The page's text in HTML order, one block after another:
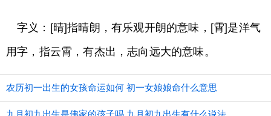
字义：[晴]指晴朗，有乐观开朗的意味，[霄]是洋气
用字，指云霄，有杰出，志向远大的意味。
农历初一出生的女孩命运如何 初一女娘娘命什么意思
九月初九出生是佛家的孩子吗 九月初九出生有什么说法